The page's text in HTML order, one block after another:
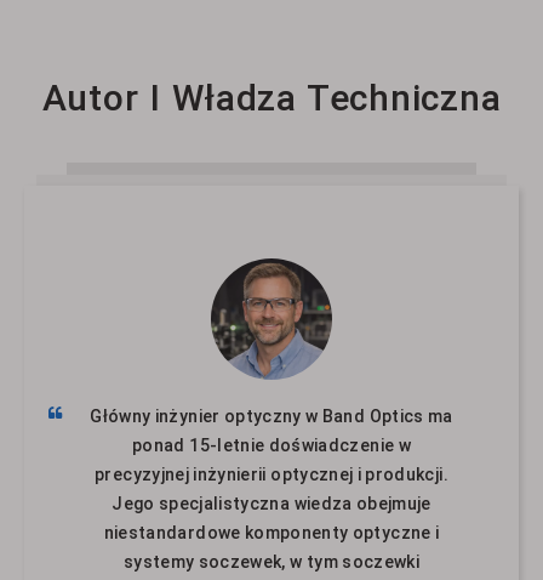
Autor I Władza Techniczna
Główny inżynier optyczny w Band Optics ma
ponad 15-letnie doświadczenie w
precyzyjnej inżynierii optycznej i produkcji.
Jego specjalistyczna wiedza obejmuje
niestandardowe komponenty optyczne i
systemy soczewek, w tym soczewki